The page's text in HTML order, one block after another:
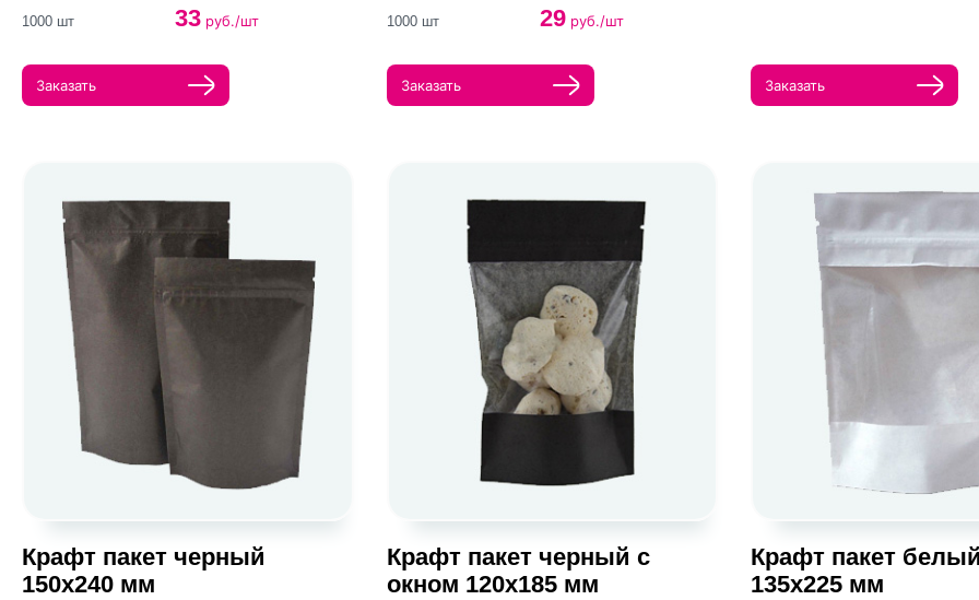
1000 шт 33 руб./шт
Заказать
1000 шт 29руб./шт
Заказать Заказать
Крафт пакет черный
150х240 мм
Крафт пакет черный с
окном 120х185 мм
Крафт пакет
135х225 мм